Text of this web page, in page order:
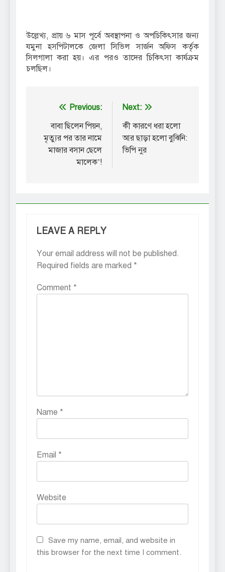
উল্লেখ্য, প্রায় ৬ মাস পূর্বে অবস্থাপনা ও অপচিকিৎসার জন্য
যমুনা হসপিটালকে জেলা সিভিল সার্জন অফিস কর্তৃক
সিলগালা করা হয়। এর পরও তাদের চিকিৎসা কার্যক্রম
চলছিল।
Post
navigation
Previous:
বাবা ছিলেন পিয়ন,
মৃত্যুর পর তার নামে
মাজার বসান ছেলে
মালেক’!
Next:
কী কারণে ধরা হলো
আর ছাড়া হলো বুঝিনি:
ভিপি নুর
LEAVE A REPLY
Your email address will not be published.
Required fields are marked *
Comment *
Name *
Email *
Website
Save my name, email, and website in
this browser for the next time I comment.